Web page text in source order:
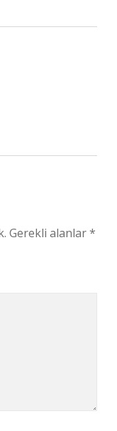
Gerekli alanlar*